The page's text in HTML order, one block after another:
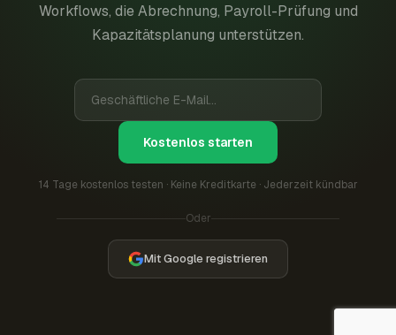
Workflows, die Abrechnung, Payroll-Prüfung und
Kapazitätsplanung unterstützen.
Kostenlos starten
14 Tage kostenlos testen · Keine Kreditkarte · Jederzeit kündbar
Oder
Mit Google registrieren